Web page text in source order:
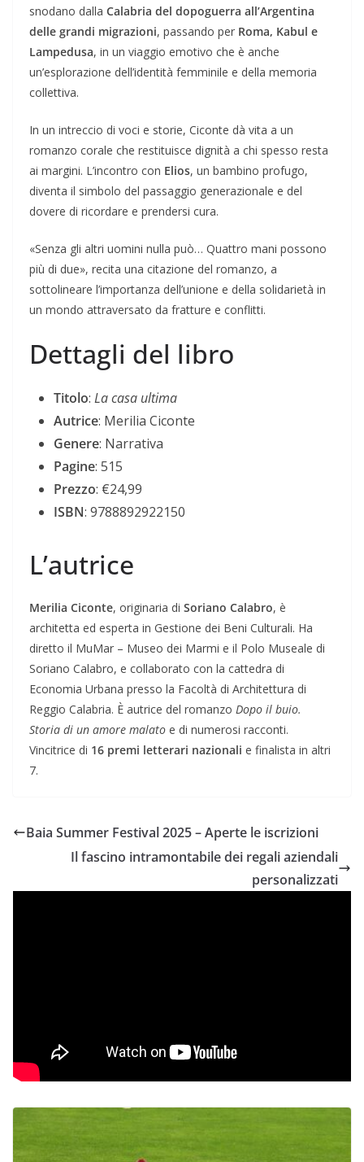
snodano dalla Calabria del dopoguerra all’Argentina
delle grandi migrazioni, passando per Roma, Kabul e
Lampedusa, in un viaggio emotivo che è anche
un’esplorazione dell’identità femminile e della memoria
collettiva.
In un intreccio di voci e storie, Ciconte dà vita a un
romanzo corale che restituisce dignità a chi spesso resta
ai margini. L’incontro con Elios, un bambino profugo,
diventa il simbolo del passaggio generazionale e del
dovere di ricordare e prendersi cura.
«Senza gli altri uomini nulla può… Quattro mani possono
più di due», recita una citazione del romanzo, a
sottolineare l’importanza dell’unione e della solidarietà in
un mondo attraversato da fratture e conflitti.
Dettagli del libro
Titolo: La casa ultima
Autrice: Merilia Ciconte
Genere: Narrativa
Pagine: 515
Prezzo: €24,99
ISBN: 9788892922150
L’autrice
Merilia Ciconte, originaria di Soriano Calabro, è
architetta ed esperta in Gestione dei Beni Culturali. Ha
diretto il MuMar – Museo dei Marmi e il Polo Museale di
Soriano Calabro, e collaborato con la cattedra di
Economia Urbana presso la Facoltà di Architettura di
Reggio Calabria. È autrice del romanzo Dopo il buio.
Storia di un amore malato e di numerosi racconti.
Vincitrice di 16 premi letterari nazionali e finalista in altri
7.
Baia Summer Festival 2025 – Aperte le iscrizioni
Il fascino intramontabile dei regali aziendali
personalizzati